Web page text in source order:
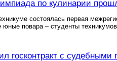
по кулинарии
состоялась первая
юные повара – студенты
госконтракт с судебными